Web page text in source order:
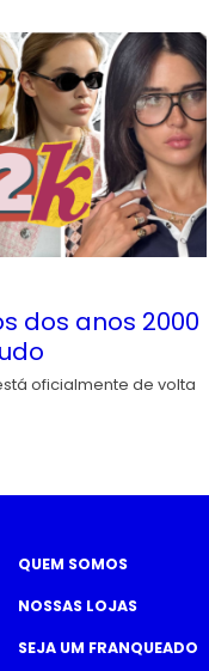
dos anos 2000
oficialmente de volta
QUEM SOMOS
NOSSAS LOJAS
SEJA UM FRANQUEADO